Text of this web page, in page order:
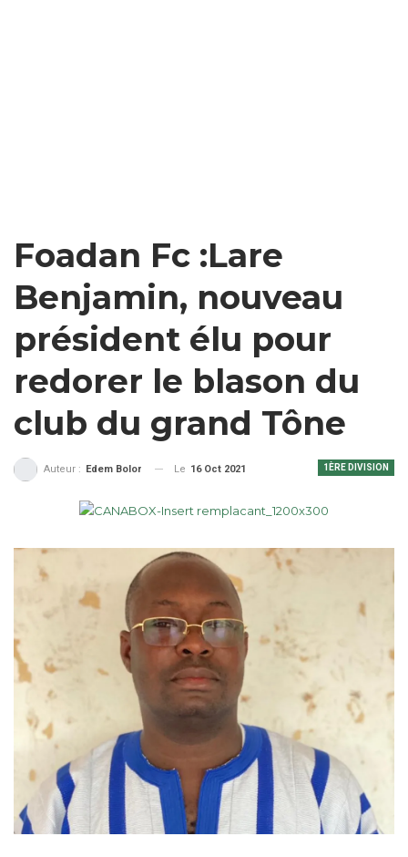
Foadan Fc :Lare
Benjamin, nouveau
président élu pour
redorer le blason du
club du grand Tône
1ÈRE DIVISION
Auteur : Edem Bolor Le 16 Oct 2021